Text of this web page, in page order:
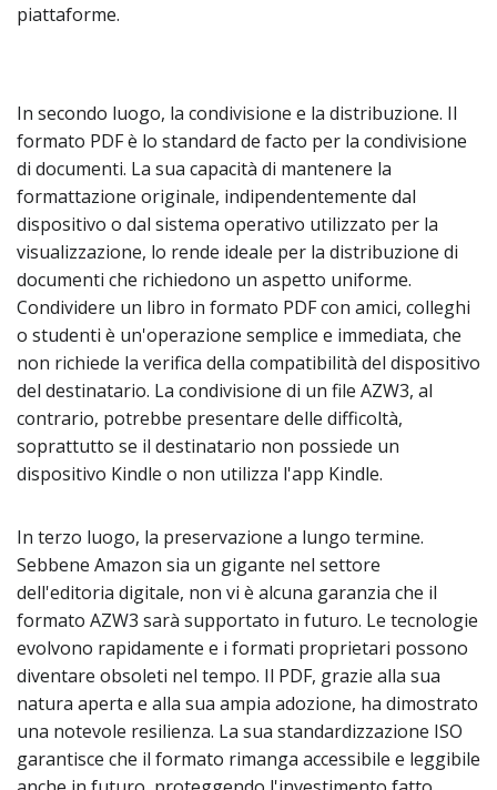
piattaforme.
In secondo luogo, la condivisione e la distribuzione. Il
formato PDF è lo standard de facto per la condivisione
di documenti. La sua capacità di mantenere la
formattazione originale, indipendentemente dal
dispositivo o dal sistema operativo utilizzato per la
visualizzazione, lo rende ideale per la distribuzione di
documenti che richiedono un aspetto uniforme.
Condividere un libro in formato PDF con amici, colleghi
o studenti è un'operazione semplice e immediata, che
non richiede la verifica della compatibilità del dispositivo
del destinatario. La condivisione di un file AZW3, al
contrario, potrebbe presentare delle difficoltà,
soprattutto se il destinatario non possiede un
dispositivo Kindle o non utilizza l'app Kindle.
In terzo luogo, la preservazione a lungo termine.
Sebbene Amazon sia un gigante nel settore
dell'editoria digitale, non vi è alcuna garanzia che il
formato AZW3 sarà supportato in futuro. Le tecnologie
evolvono rapidamente e i formati proprietari possono
diventare obsoleti nel tempo. Il PDF, grazie alla sua
natura aperta e alla sua ampia adozione, ha dimostrato
una notevole resilienza. La sua standardizzazione ISO
garantisce che il formato rimanga accessibile e leggibile